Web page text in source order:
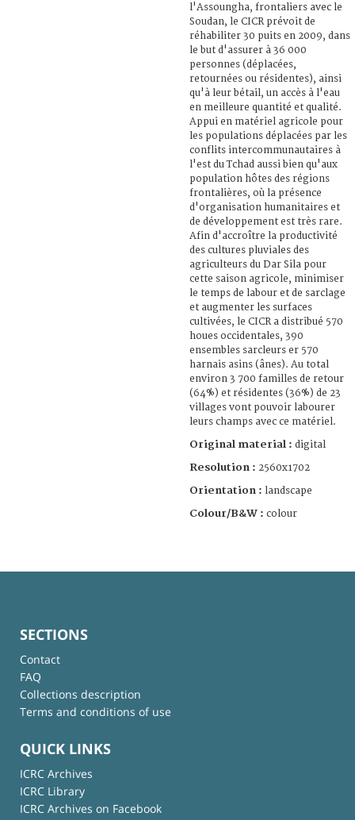
l'Assoungha, frontaliers avec le
Soudan, le CICR prévoit de
réhabiliter 30 puits en 2009, dans
le but d'assurer à 36 000
personnes (déplacées,
retournées ou résidentes), ainsi
qu'à leur bétail, un accès à l'eau
en meilleure quantité et qualité.
Appui en matériel agricole pour
les populations déplacées par les
conflits intercommunautaires à
l'est du Tchad aussi bien qu'aux
population hôtes des régions
frontalières, où la présence
d'organisation humanitaires et
de développement est très rare.
Afin d'accroître la productivité
des cultures pluviales des
agriculteurs du Dar Sila pour
cette saison agricole, minimiser
le temps de labour et de sarclage
et augmenter les surfaces
cultivées, le CICR a distribué 570
houes occidentales, 390
ensembles sarcleurs er 570
harnais asins (ânes). Au total
environ 3 700 familles de retour
(64%) et résidentes (36%) de 23
villages vont pouvoir labourer
leurs champs avec ce matériel.
Original material : digital
Resolution : 2560x1702
Orientation : landscape
Colour/B&W : colour
SECTIONS
Contact
FAQ
Collections description
Terms and conditions of use
QUICK LINKS
ICRC Archives
ICRC Library
ICRC Archives on Facebook